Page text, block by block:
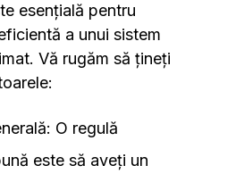
esențială pentru
a unui sistem
Vă rugăm să țineți
O regulă
este să aveți un